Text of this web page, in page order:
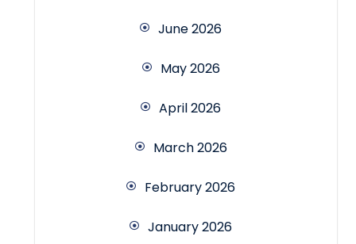
June 2026
May 2026
April 2026
March 2026
February 2026
January 2026